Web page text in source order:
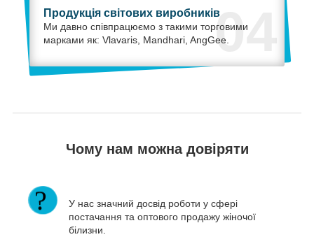
04
Продукція світових виробників
Ми давно співпрацюємо з такими торговими
марками як: Vlavaris, Mandhari, AngGee.
Чому нам можна довіряти
У нас значний досвід роботи у сфері
постачання та оптового продажу жіночої
білизни.